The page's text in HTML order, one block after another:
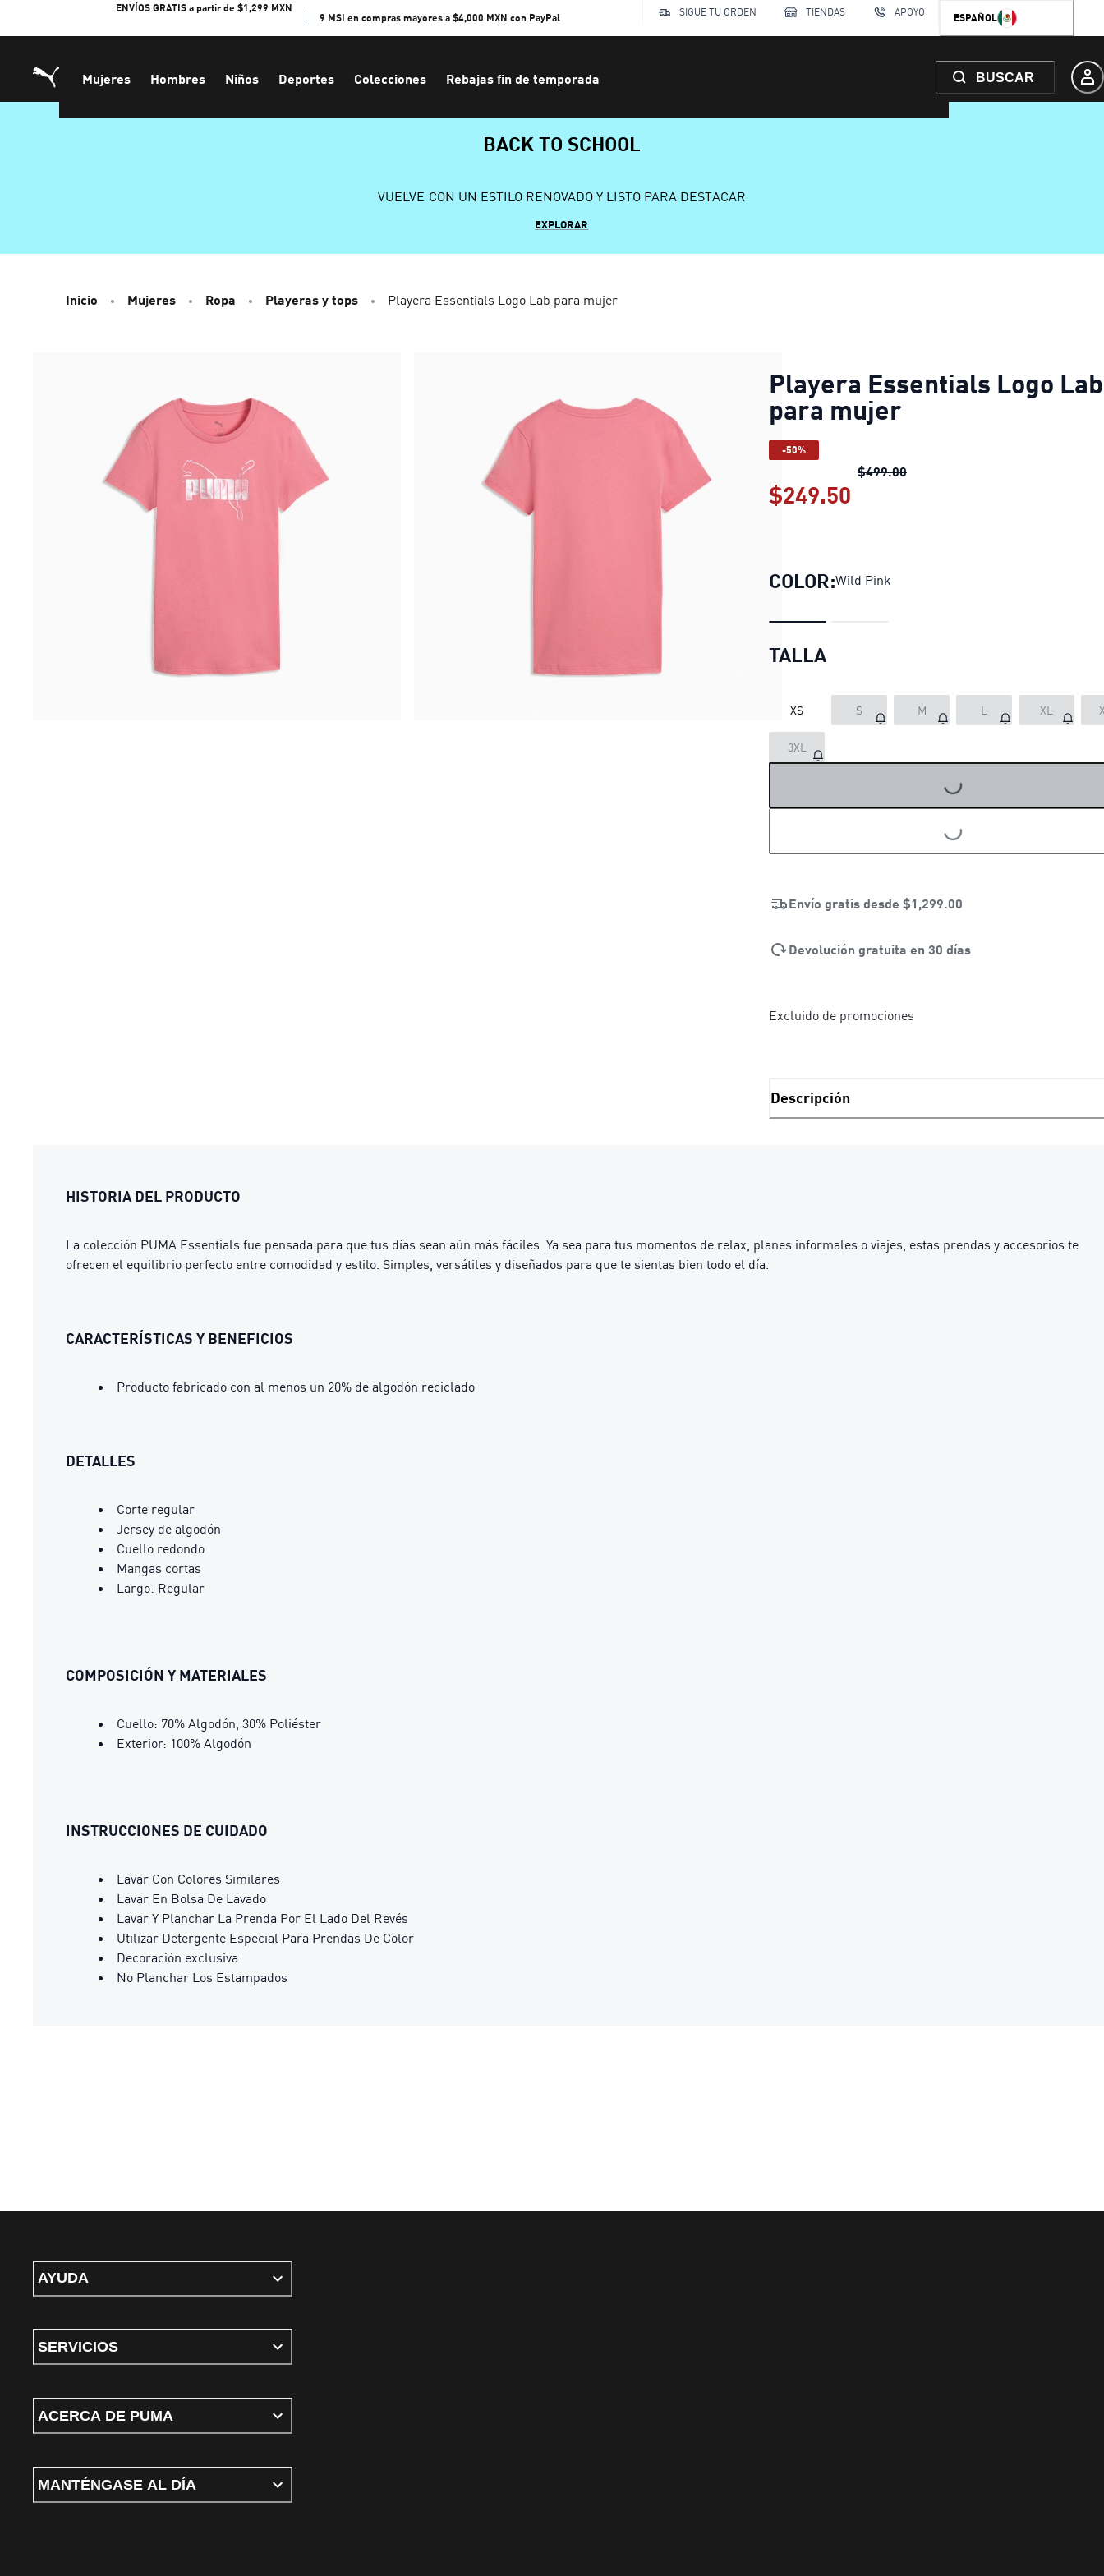
ENVÍOS GRATIS a partir de $1,299 MXN
9 MSI en compras mayores a $4,000 MXN con PayPal
SIGUE TU ORDEN TIENDAS APOYO ESPAÑOL
Mujeres Hombres Niños Deportes Colecciones Rebajas fin de temporada BUSCAR
BACK TO SCHOOL
VUELVE CON UN ESTILO RENOVADO Y LISTO PARA DESTACAR
EXPLORAR
Inicio Mujeres Ropa Playeras y tops Playera Essentials Logo Lab para mujer
Playera Essentials Logo Lab
para mujer
-50%
$499.00Playera Essentials Logo Lab
$249.50
COLOR:Wild Pink
TALLA
XS S M L XL
3XL LOADING...
LOADING...
Envío gratis desde $1,299.00
Devolución gratuita en 30 días
Excluido de promociones
Descripción
HISTORIA DEL PRODUCTO
La colección PUMA Essentials fue pensada para que tus días sean aún más fáciles. Ya sea para tus momentos de relax, planes informales o viajes, estas prendas y accesorios te
ofrecen el equilibrio perfecto entre comodidad y estilo. Simples, versátiles y diseñados para que te sientas bien todo el día.
CARACTERÍSTICAS Y BENEFICIOS
Producto fabricado con al menos un 20% de algodón reciclado
DETALLES
Corte regular
Jersey de algodón
Cuello redondo
Mangas cortas
Largo: Regular
COMPOSICIÓN Y MATERIALES
Cuello: 70% Algodón, 30% Poliéster
Exterior: 100% Algodón
INSTRUCCIONES DE CUIDADO
Lavar Con Colores Similares
Lavar En Bolsa De Lavado
Lavar Y Planchar La Prenda Por El Lado Del Revés
Utilizar Detergente Especial Para Prendas De Color
Decoración exclusiva
No Planchar Los Estampados
AYUDA
SERVICIOS
ACERCA DE PUMA
MANTÉNGASE AL DÍA